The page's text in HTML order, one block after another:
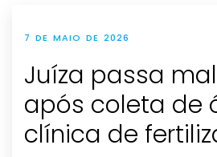
7 DE MAIO DE 2026
Juíza passa
após coleta de
clínica de